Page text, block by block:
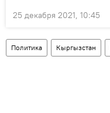
25 декабря 2021, 10:45
Политика Кыргызстан